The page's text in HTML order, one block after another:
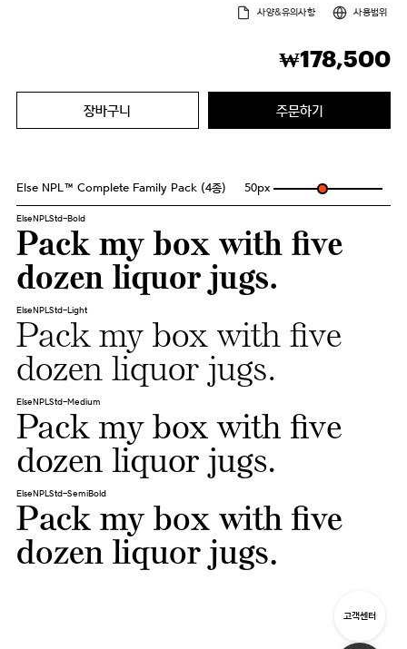
사양&유의사항 사용범위
₩178,500
장바구니 주문하기
Else NPL™ Complete Family Pack (4종) 50px
ElseNPLStd-Bold
Pack my box with five
dozen liquor jugs.
ElseNPLStd-Light
Pack my box with five
dozen liquor jugs.
ElseNPLStd-Medium
Pack my box with five
dozen liquor jugs.
ElseNPLStd-SemiBold
Pack my box with five
dozen liquor jugs.
고객센터